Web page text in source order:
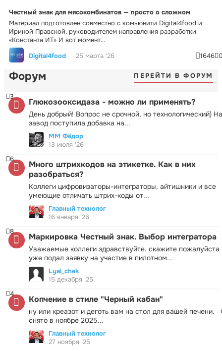
Честный знак для мясокомбинатов — просто о сложном
Материал подготовлен совместно с комьюнити Digital4food и
Ириной Правской, руководителем направления разработки
«Константа ИТ» И вот момент...
Digital4food
25 марта '26 1646
Форум ПЕРЕЙТИ В ФОРУМ
Глюкозооксидаза - можно ли применять?
День добрый! Вопрос не срочной, но технологический) На
завод поступила добавка на...
3
ММ Фёдор
13 июля '26
Много штрихкодов на этикетке. Как в них
разобраться?
Коллеги цифровизаторы-интеграторы, айтишники и все
умеющие отличать штрих-коды от...
6
Главный технолог
16 января '26
Маркировка Честный знак. Выбор интегратора
Уважаемые коллеги здравствуйте. скажите пожалуйста
уже подал заявку на участие в пилотном...
8
Lyal_chek
15 декабря '25
Копчение в стиле "Черный кабан"
ну или креазот и деготь вам на стол для вашей печени.
снято в ноябре 2025...
4
Главный технолог
27 ноября '25